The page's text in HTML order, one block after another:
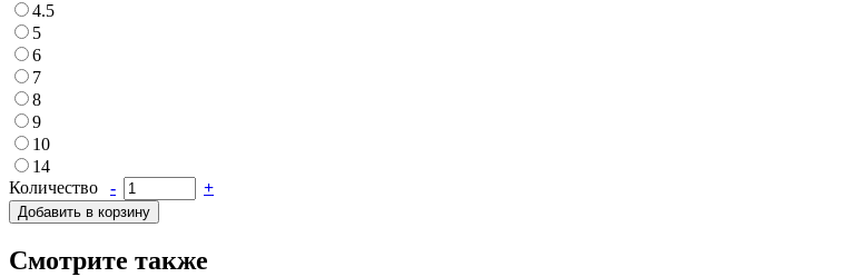
4.5
5
6
7
8
9
10
14
Количество
- +
Добавить в корзину
Смотрите также